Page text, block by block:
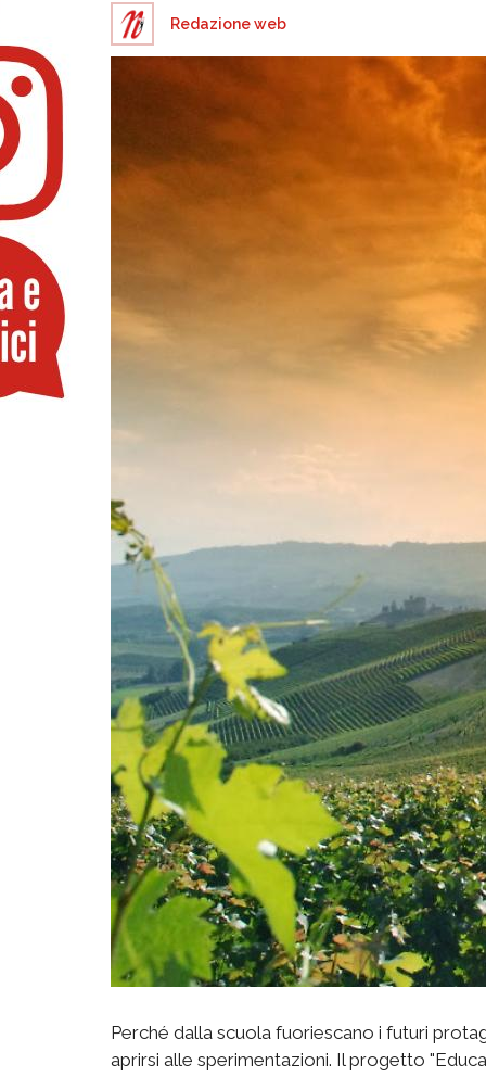
Redazione web
Perché dalla scuola fuoriescano i futuri
aprirsi alle sperimentazioni. Il progetto